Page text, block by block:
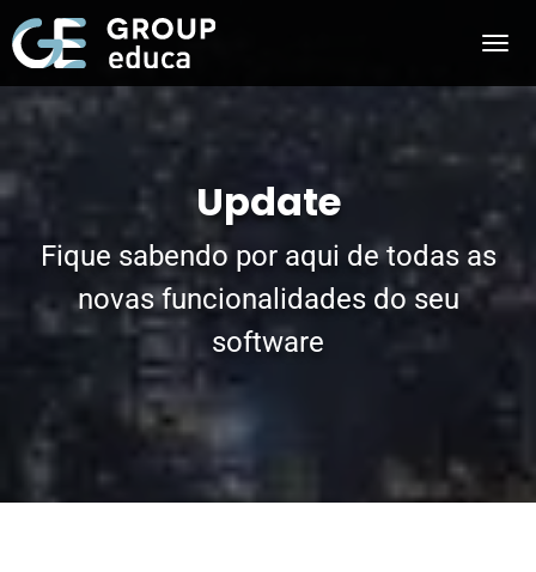
Update
Fique sabendo por aqui de todas as
novas funcionalidades do seu
software